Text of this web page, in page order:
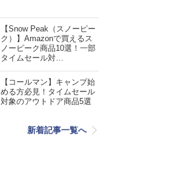
【Snow Peak（スノーピー
ク）】Amazonで買えるス
ノーピーク商品10選！一部
タイムセール対…
【コールマン】キャンプ始
める方必見！タイムセール
対象のアウトドア商品5選
新着記事一覧へ